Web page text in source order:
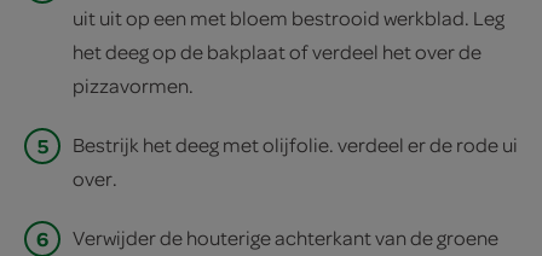
uit uit op een met bloem bestrooid werkblad. Leg
het deeg op de bakplaat of verdeel het over de
pizzavormen.
5
Bestrijk het deeg met olijfolie. verdeel er de rode ui
over.
6 Verwijder de houterige achterkant van de groene